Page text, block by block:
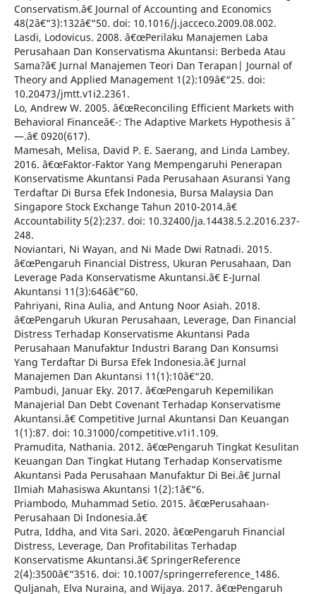
Conservatism.â€ Journal of Accounting and Economics
48(2â€“3):132â€“50. doi: 10.1016/j.jacceco.2009.08.002.
Lasdi, Lodovicus. 2008. â€œPerilaku Manajemen Laba
Perusahaan Dan Konservatisma Akuntansi: Berbeda Atau
Sama?â€ Jurnal Manajemen Teori Dan Terapan| Journal of
Theory and Applied Management 1(2):109â€“25. doi:
10.20473/jmtt.v1i2.2361.
Lo, Andrew W. 2005. â€œReconciling Efficient Markets with
Behavioral Financeâ€¯: The Adaptive Markets Hypothesis âˆ
—.â€ 0920(617).
Mamesah, Melisa, David P. E. Saerang, and Linda Lambey.
2016. â€œFaktor-Faktor Yang Mempengaruhi Penerapan
Konservatisme Akuntansi Pada Perusahaan Asuransi Yang
Terdaftar Di Bursa Efek Indonesia, Bursa Malaysia Dan
Singapore Stock Exchange Tahun 2010-2014.â€
Accountability 5(2):237. doi: 10.32400/ja.14438.5.2.2016.237-
248.
Noviantari, Ni Wayan, and Ni Made Dwi Ratnadi. 2015.
â€œPengaruh Financial Distress, Ukuran Perusahaan, Dan
Leverage Pada Konservatisme Akuntansi.â€ E-Jurnal
Akuntansi 11(3):646â€“60.
Pahriyani, Rina Aulia, and Antung Noor Asiah. 2018.
â€œPengaruh Ukuran Perusahaan, Leverage, Dan Financial
Distress Terhadap Konservatisme Akuntansi Pada
Perusahaan Manufaktur Industri Barang Dan Konsumsi
Yang Terdaftar Di Bursa Efek Indonesia.â€ Jurnal
Manajemen Dan Akuntansi 11(1):10â€“20.
Pambudi, Januar Eky. 2017. â€œPengaruh Kepemilikan
Manajerial Dan Debt Covenant Terhadap Konservatisme
Akuntansi.â€ Competitive Jurnal Akuntansi Dan Keuangan
1(1):87. doi: 10.31000/competitive.v1i1.109.
Pramudita, Nathania. 2012. â€œPengaruh Tingkat Kesulitan
Keuangan Dan Tingkat Hutang Terhadap Konservatisme
Akuntansi Pada Perusahaan Manufaktur Di Bei.â€ Jurnal
Ilmiah Mahasiswa Akuntansi 1(2):1â€“6.
Priambodo, Muhammad Setio. 2015. â€œPerusahaan-
Perusahaan Di Indonesia.â€
Putra, Iddha, and Vita Sari. 2020. â€œPengaruh Financial
Distress, Leverage, Dan Profitabilitas Terhadap
Konservatisme Akuntansi.â€ SpringerReference
2(4):3500â€“3516. doi: 10.1007/springerreference_1486.
Quljanah, Elva Nuraina, and Wijaya. 2017. â€œPengaruh